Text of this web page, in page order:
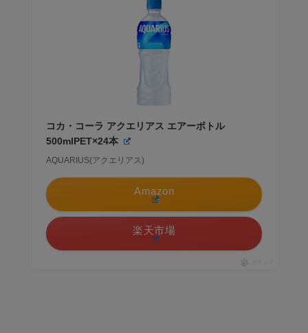
コカ・コーラ アクエリアス エアーボトル
500mlPET×24本
AQUARIUS(アクエリアス)
Amazon
楽天市場